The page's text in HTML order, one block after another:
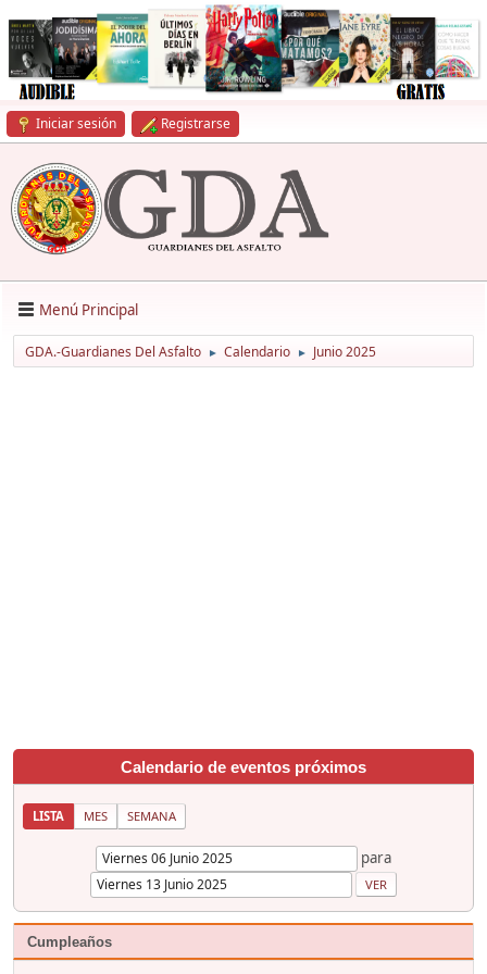
Iniciar sesión Registrarse
Menú Principal
GDA.-Guardianes Del Asfalto ► Calendario ► Junio 2025
Calendario de eventos próximos
LISTA MES SEMANA
para
Cumpleaños